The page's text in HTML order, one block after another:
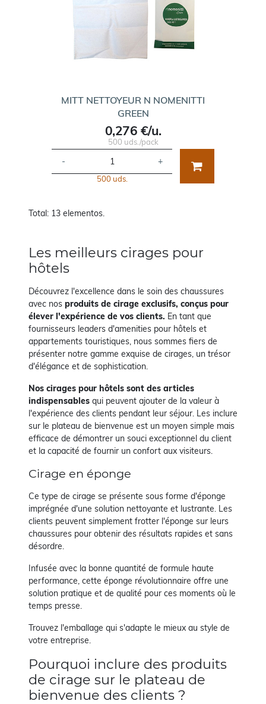
MITT NETTOYEUR N NOMENITTI
GREEN
0,276 €/u.
500 uds./pack
- +
500 uds.
Total: 13 elementos.
Les meilleurs cirages pour
hôtels
Découvrez l'excellence dans le soin des chaussures
avec nos produits de cirage exclusifs, conçus pour
élever l'expérience de vos clients. En tant que
fournisseurs leaders d'amenities pour hôtels et
appartements touristiques, nous sommes fiers de
présenter notre gamme exquise de cirages, un trésor
d'élégance et de sophistication.
Nos cirages pour hôtels sont des articles
indispensablesqui peuvent ajouter de la valeur à
l'expérience des clients pendant leur séjour. Les inclure
sur le plateau de bienvenue est un moyen simple mais
efficace de démontrer un souci exceptionnel du client
et la capacité de fournir un confort aux visiteurs.
Cirage en éponge
Ce type de cirage se présente sous forme d'éponge
imprégnée d'une solution nettoyante et lustrante. Les
clients peuvent simplement frotter l'éponge sur leurs
chaussures pour obtenir des résultats rapides et sans
désordre.
Infusée avec la bonne quantité de formule haute
performance, cette éponge révolutionnaire offre une
solution pratique et de qualité pour ces moments où le
temps presse.
Trouvez l'emballage qui s'adapte le mieux au style de
votre entreprise.
Pourquoi inclure des produits
de cirage sur le plateau de
bienvenue des clients ?